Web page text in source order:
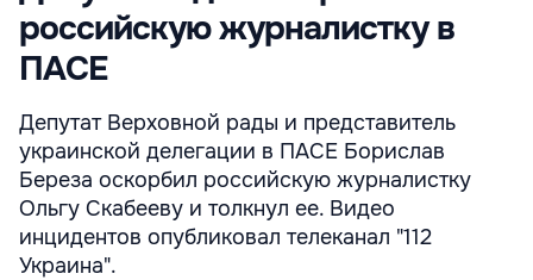
российскую журналистку в
ПАСЕ
Депутат Верховной рады и представитель
украинской делегации в ПАСЕ Борислав
Береза оскорбил российскую журналистку
Ольгу Скабееву и толкнул ее. Видео
инцидентов опубликовал телеканал "112
Украина".